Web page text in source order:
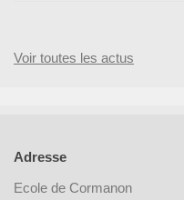
Voir toutes les actus
Adresse
Ecole de Cormanon